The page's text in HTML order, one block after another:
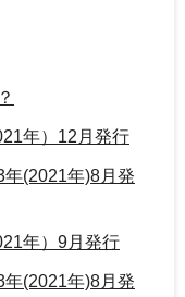
年）12月発行
(2021年)8月発
年）9月発行
(2021年)8月発